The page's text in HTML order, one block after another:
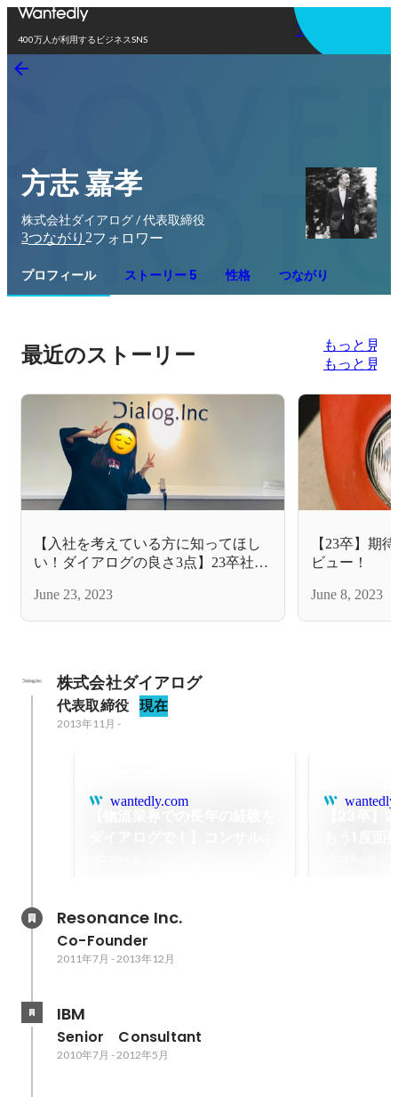
400万人が利用するビジネスSNS
アプリを使う
方志 嘉孝
株式会社ダイアログ / 代表取締役
3つながり 2フォロワー
プロフィール ストーリー 5 性格 つながり
最近のストーリー
もっと見る
もっと見る
【入社を考えている方に知ってほし
い！ダイアログの良さ3点】23卒社員
June 23, 2023
【23卒】期
ビュー！
June 8, 2023
株式会社ダイアログ
代表取締役 現在
2013年11月 -
wantedly.com
Resonance Inc.
Co-Founder
2011年7月 - 2013年12月
IBM
Senior　Consultant
2010年7月 - 2012年5月